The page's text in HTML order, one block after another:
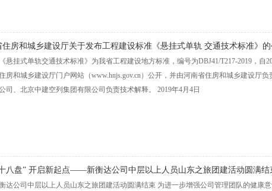
住房和城乡建设厅关于发布工程建设标准《悬挂式单轨 交通技术标准》
悬挂式单轨交通技术标准》为我省工程建设地方标准，编号为DBJ41/T217-2019，自
房和城乡建设厅门户网站（www.hnjs.gov.cn）公开，并由河南省住房和城乡建设厅
司、北京中建空列集团有限公司负责技术解释。 2019年4月4日
八盘” 开启新起点——新衡达公司中层以上人员山东之旅团建活动圆满结
公司中层以上人员山东之旅团建活动圆满结束 为进一步增强公司管理团队的健康